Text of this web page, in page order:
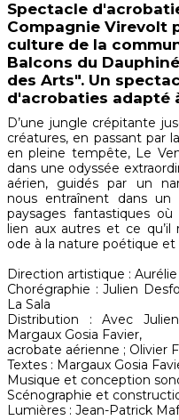
Spectacle
Compagnie Virevolt
culture de la
Balcons du
des Arts". Un
d'acrobaties adapté
D’une jungle crépitante
créatures, en passant par
en pleine tempête, Le
dans une odyssée
aérien, guidés par un
nous entraînent dans
paysages fantastiques
lien aux autres et ce qu’il
ode à la nature poétique et
Direction artistique : Aurélie
Chorégraphie : Julien
La Sala
Distribution : Avec
Margaux Gosia Favier,
acrobate aérienne ; Olivier
Textes : Margaux Gosia
Musique et conception
Scénographie et
Lumières : Jean-Patrick